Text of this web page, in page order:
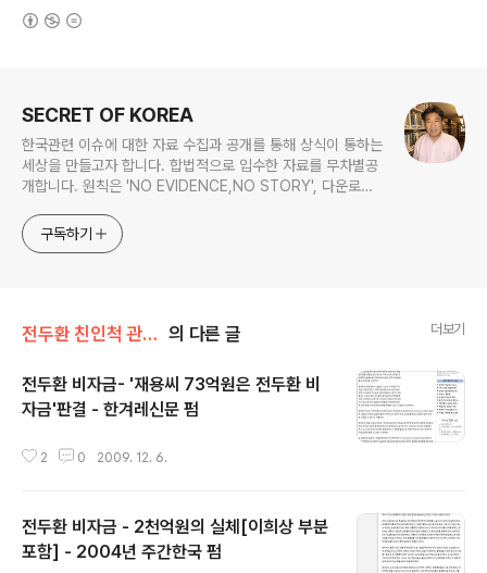
SECRET OF KOREA
한국관련 이슈에 대한 자료 수집과 공개를 통해 상식이 통하는
세상을 만들고자 합니다. 합법적으로 입수한 자료를 무차별공
개합니다. 원칙은 'NO EVIDENCE,NO STORY', 다운로드
jesim56@gmail.com, 안보일때는 구글리더나 RSS로!!
구독하기
전두환 친인척 관련서류 의 다른 글 더보기
전두환 비자금- '재용씨 73억원은 전두환 비
자금'판결 - 한겨레신문 펌
2 0 2009. 12. 6.
전두환 비자금 - 2천억원의 실체[이희상 부분
포함] - 2004년 주간한국 펌